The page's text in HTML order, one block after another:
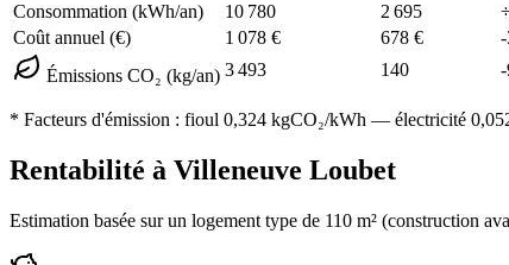
Consommation (kWh/an)
10 780 2 695 ÷
Coût annuel (€)
1 078 € 678 € -
Émissions CO₂ (kg/an) 3 493 140 -
* Facteurs d'émission : fioul 0,324 kgCO₂/kWh — électricité
Rentabilité à Villeneuve Loubet
Estimation basée sur un logement type de 110 m² (construction